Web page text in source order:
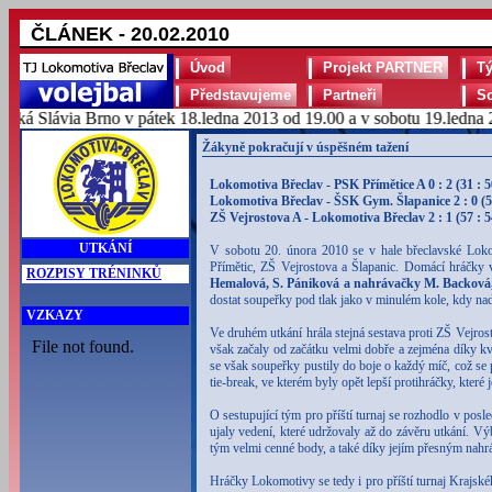
ČLÁNEK - 20.02.2010
Úvod Projekt PARTNER
Představujeme
Partneři
Brno v pátek 18.ledna 2013 od 19.00 a v sobotu 19.ledna
UTKÁNÍ
ROZPISY TRÉNINKŮ
VZKAZY
Žákyně pokračují v úspěšném tažení
Lokomotiva Břeclav - PSK Přímětice A 0 : 2 (31 :
Lokomotiva Břeclav - ŠSK Gym. Šlapanice 2 : 0
ZŠ Vejrostova A - Lokomotiva Břeclav 2 : 1 (57 :
V sobotu 20. února 2010 se v hale břeclavské
Přímětic, ZŠ Vejrostova a Šlapanic. Domácí hráčky
Hemalová, S. Pániková a nahrávačky M.
dostat soupeřky pod tlak jako v minulém kole, kdy
Ve druhém utkání hrála stejná sestava proti ZŠ
však začaly od začátku velmi dobře a zejména díky
se však soupeřky pustily do boje o každý míč, což
tie-break, ve kterém byly opět lepší protihráčky, které
O sestupující tým pro příští turnaj se rozhodlo v
ujaly vedení, které udržovaly až do závěru utkání.
tým velmi cenné body, a také díky jejím přesným
Hráčky Lokomotivy se tedy i pro příští turnaj